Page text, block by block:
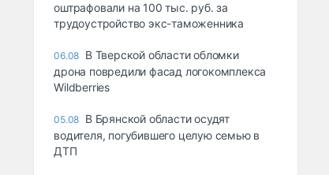
оштрафовали на 100 тыс. руб. за
трудоустройство экс-таможенника
06.08 В Тверской области обломки
дрона повредили фасад логокомплекса
Wildberries
05.08 В Брянской области осудят
водителя, погубившего целую семью в
ДТП